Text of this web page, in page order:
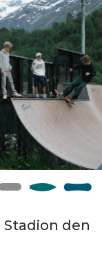
den